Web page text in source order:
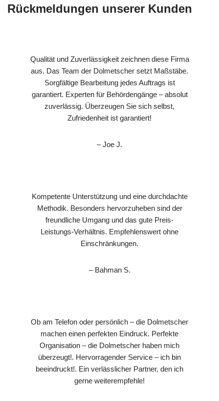
Rückmeldungen unserer Kunden
Qualität und Zuverlässigkeit zeichnen diese Firma
aus. Das Team der Dolmetscher setzt Maßstäbe.
Sorgfältige Bearbeitung jedes Auftrags ist
garantiert. Experten für Behördengänge – absolut
zuverlässig. Überzeugen Sie sich selbst,
Zufriedenheit ist garantiert!
– Joe J.
Kompetente Unterstützung und eine durchdachte
Methodik. Besonders hervorzuheben sind der
freundliche Umgang und das gute Preis-
Leistungs-Verhältnis. Empfehlenswert ohne
Einschränkungen.
– Bahman S.
Ob am Telefon oder persönlich – die Dolmetscher
machen einen perfekten Eindruck. Perfekte
Organisation – die Dolmetscher haben mich
überzeugt!. Hervorragender Service – ich bin
beeindruckt!. Ein verlässlicher Partner, den ich
gerne weiterempfehle!